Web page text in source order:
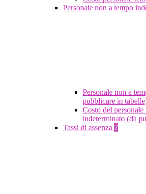
Personale non a tempo
Personale non a
pubblicare in
Costo del personale
indeterminato (da
Tassi di assenza 7